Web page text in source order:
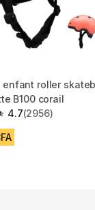
enfant roller
B100 corail
4.7
5 stars from 2956
(2956)